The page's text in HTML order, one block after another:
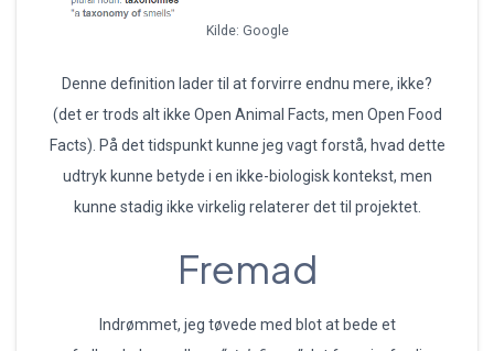
Kilde: Google
Denne definition lader til at forvirre endnu mere, ikke?
(det er trods alt ikke Open Animal Facts, men Open Food
Facts). På det tidspunkt kunne jeg vagt forstå, hvad dette
udtryk kunne betyde i en ikke-biologisk kontekst, men
kunne stadig ikke virkelig relaterer det til projektet.
Fremad
Indrømmet, jeg tøvede med blot at bede et